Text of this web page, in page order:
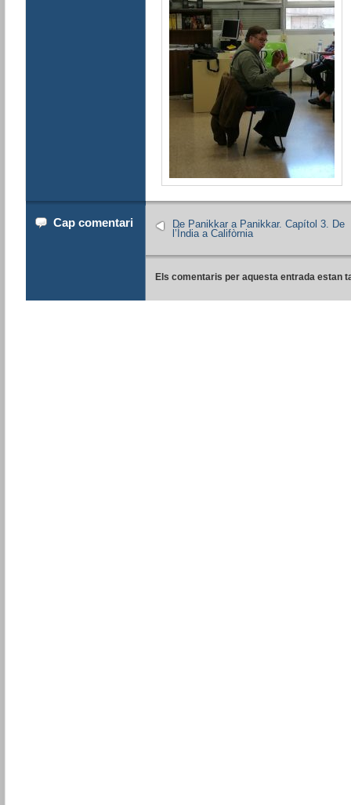
Cap comentari
De Panikkar a Panikkar. Capítol 3. De
l’Índia a Califòrnia
Els comentaris per aquesta entrada estan